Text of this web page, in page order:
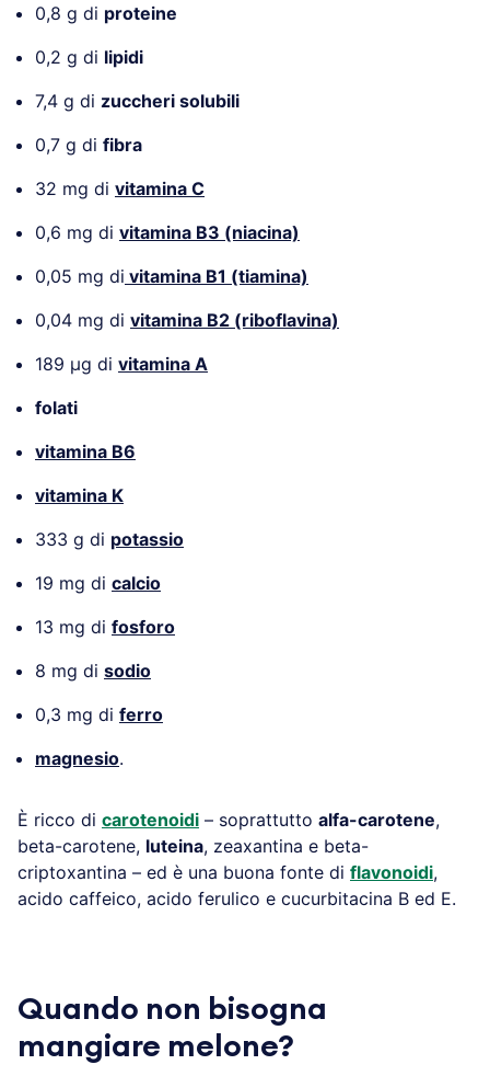
0,8 g di proteine
0,2 g di lipidi
7,4 g di zuccheri solubili
0,7 g di fibra
32 mg di vitamina C
0,6 mg di vitamina B3 (niacina)
0,05 mg di vitamina B1 (tiamina)
0,04 mg di vitamina B2 (riboflavina)
189 µg di vitamina A
folati
vitamina B6
vitamina K
333 g di potassio
19 mg di calcio
13 mg di fosforo
8 mg di sodio
0,3 mg di ferro
magnesio.
È ricco di carotenoidi – soprattutto alfa-carotene,
beta-carotene, luteina, zeaxantina e beta-
criptoxantina – ed è una buona fonte di flavonoidi,
acido caffeico, acido ferulico e cucurbitacina B ed E.
Quando non bisogna
mangiare melone?